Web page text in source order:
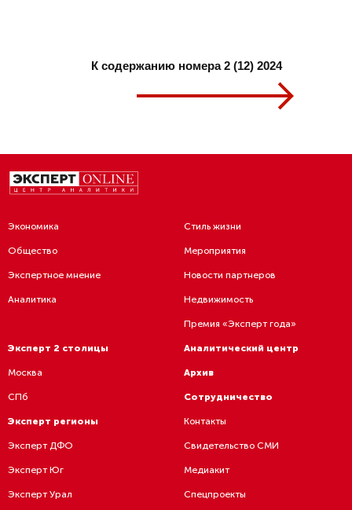
К содержанию номера 2 (12) 2024
Экономика
Общество
Экспертное мнение
Аналитика
Стиль жизни
Мероприятия
Новости партнеров
Недвижимость
Премия «Эксперт года»
Эксперт 2 столицы
Москва
СПб
Эксперт регионы
Эксперт ДФО
Эксперт Юг
Эксперт Урал
Аналитический центр
Архив
Сотрудничество
Контакты
Свидетельство СМИ
Медиакит
Спецпроекты